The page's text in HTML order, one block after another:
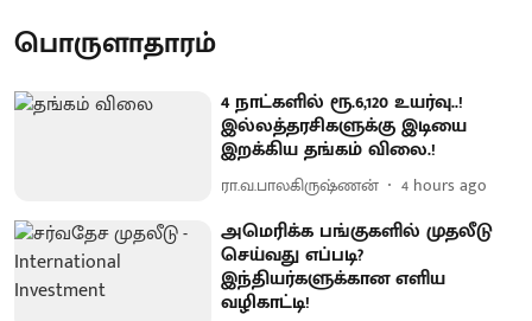
பொருளாதாரம்
4 நாட்களில் ரூ.6,120 உயர்வு..!
இல்லத்தரசிகளுக்கு இடியை
இறக்கிய தங்கம் விலை.!
ரா.வ.பாலகிருஷ்ணன் 4 hours ago
அமெரிக்க பங்குகளில் முதலீடு
செய்வது எப்படி?
இந்தியர்களுக்கான எளிய
வழிகாட்டி!